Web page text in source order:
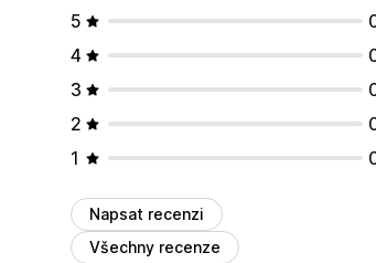
5
4
3
2
1
Napsat recenzi
Všechny recenze